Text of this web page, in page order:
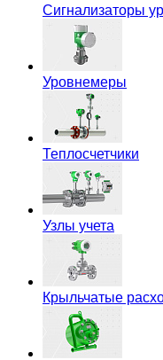
Сигнализаторы
Уровнемеры
Теплосчетчики
Узлы учета
Крыльчатые